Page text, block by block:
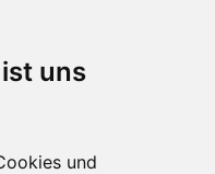
uns
und